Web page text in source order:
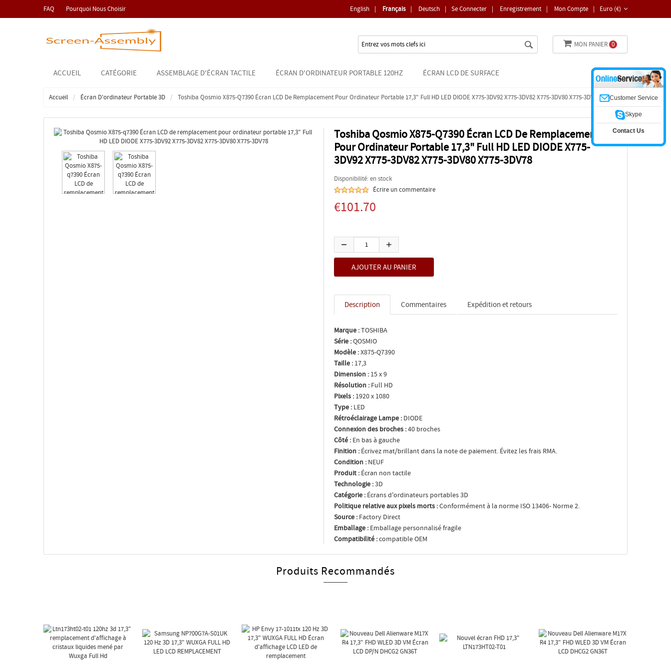
FAQ Pourquoi Nous Choisir Euro (€)
Se Connecter | Enregistrement | Mon Compte |
English | Français | Deutsch |
MON PANIER 0
ACCUEIL CATÉGORIE ASSEMBLAGE D'ÉCRAN TACTILE ÉCRAN D'ORDINATEUR PORTABLE 120HZ ÉCRAN LCD DE SURFACE
Accueil Écran D'ordinateur Portable 3D Toshiba Qosmio X875-Q7390 Écran LCD De Remplacement Pour Ordinateur Portable 17,3" Full HD LED DIODE X775-3DV92 X775-3DV82 X775-3DV80 X775-3DV78
Toshiba Qosmio X875-Q7390 Écran LCD De Remplacement
Pour Ordinateur Portable 17,3" Full HD LED DIODE X775-
3DV92 X775-3DV82 X775-3DV80 X775-3DV78
Disponibilité: en stock
Écrire un commentaire
€101.70
Description Commentaires Expédition et retours
Marque :TOSHIBA
Série :QOSMIO
Modèle :X875-Q7390
Taille : 17,3
Dimension : 15 x 9
Résolution : Full HD
Pixels : 1920 x 1080
Type : LED
Rétroéclairage Lampe : DIODE
Connexion des broches :40 broches
Côté : En bas à gauche
Finition : Écrivez mat/brillant dans la note de paiement. Évitez les frais RMA.
Condition : NEUF
Produit : Écran non tactile
Technologie :3D
Catégorie : Écrans d'ordinateurs portables 3D
Politique relative aux pixels morts :Conformément à la norme ISO 13406- Norme 2.
Source : Factory Direct
Emballage : Emballage personnalisé fragile
Compatibilité :compatible OEM
Produits Recommandés
Customer Service
Skype
Contact Us